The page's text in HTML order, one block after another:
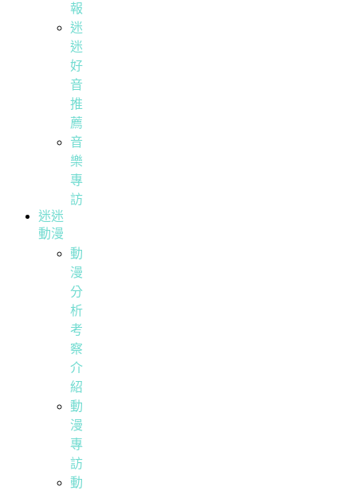
報
迷
迷
好
音
推
薦
音
樂
專
訪
迷迷
動漫
動
漫
分
析
考
察
介
紹
動
漫
專
訪
動